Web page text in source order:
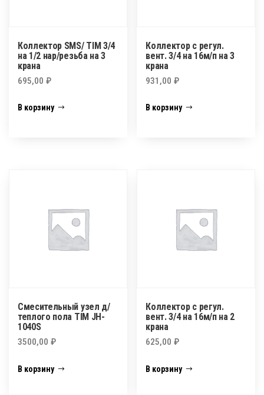
Коллектор SMS/ TIM 3/4
на 1/2 нар/резьба на 3
крана
695,00 ₽
В корзину
Коллектор с регул.
вент. 3/4 на 16м/п на 3
крана
931,00₽
В корзину
Смесительный узел д/
теплого пола TIM JH-
1040S
3500,00 ₽
В корзину
Коллектор с регул.
вент. 3/4 на 16м/п на 2
крана
625,00₽
В корзину